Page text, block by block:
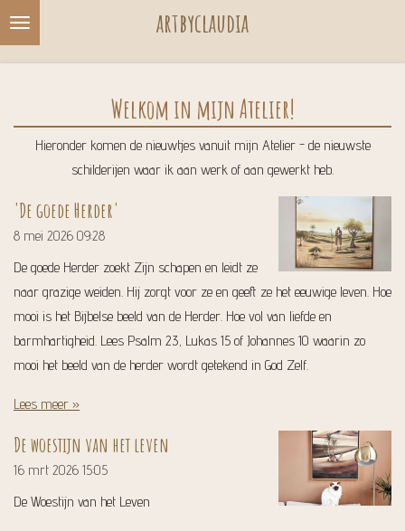
Ga
direct
artbyclaudia
Welkom in mijn Atelier!
Hieronder komen de nieuwtjes vanuit mijn Atelier - de nieuwste
schilderijen waar ik aan werk of aan gewerkt heb.
'De goede Herder'
8 mei 2026 09:28
De goede Herder zoekt Zijn schapen en leidt ze
naar grazige weiden. Hij zorgt voor ze en geeft ze het eeuwige leven. Hoe
mooi is het Bijbelse beeld van de Herder. Hoe vol van liefde en
barmhartigheid. Lees Psalm 23, Lukas 15 of Johannes 10 waarin zo
mooi het beeld van de herder wordt getekend in God Zelf.
Lees meer »
De woestijn van het leven
16 mrt 2026 15:05
De Woestijn van het Leven